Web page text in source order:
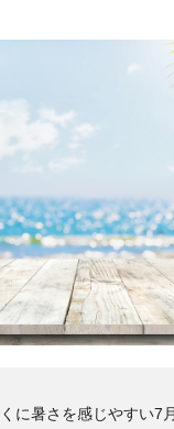
に暑さを感じやすい7月